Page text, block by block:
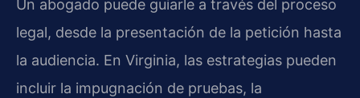
Un abogado puede guiarle a través del proceso
legal, desde la presentación de la petición hasta
la audiencia. En Virginia, las estrategias pueden
incluir la impugnación de pruebas, la